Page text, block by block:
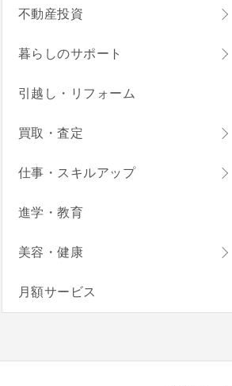
185
不動産投資
暮らしのサポート
引越し・リフォーム
買取・査定
仕事・スキルアップ
進学・教育
美容・健康
月額サービス